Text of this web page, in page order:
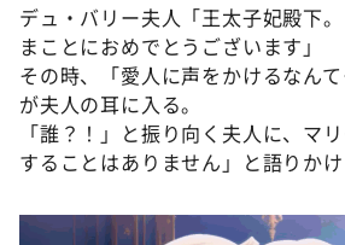
デュ・バリー夫人「王太子妃殿下。
まことにおめでとうございます」
その時、「愛人に声をかけるなん
が夫人の耳に入る。
「誰？！」と振り向く夫人に、マ
することはありません」と語りかけ